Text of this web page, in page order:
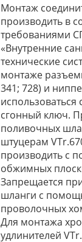
Монтаж
производить в
требованиями
«Внутренние
технические
монтаже
341; 728) и
сгонный ключ.
поливочных
штуцерам
производить с
обжимных
Запрещается
шланги с
проволочных
Для монтажа
удлинителей